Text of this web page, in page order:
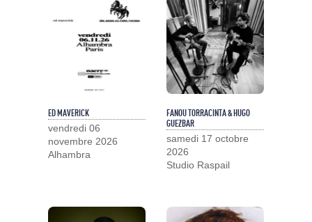
ED MAVERICK
vendredi 06
novembre 2026
Alhambra
FANOU TORRACINTA & HUGO
GUEZBAR
samedi 17 octobre
2026
Studio Raspail